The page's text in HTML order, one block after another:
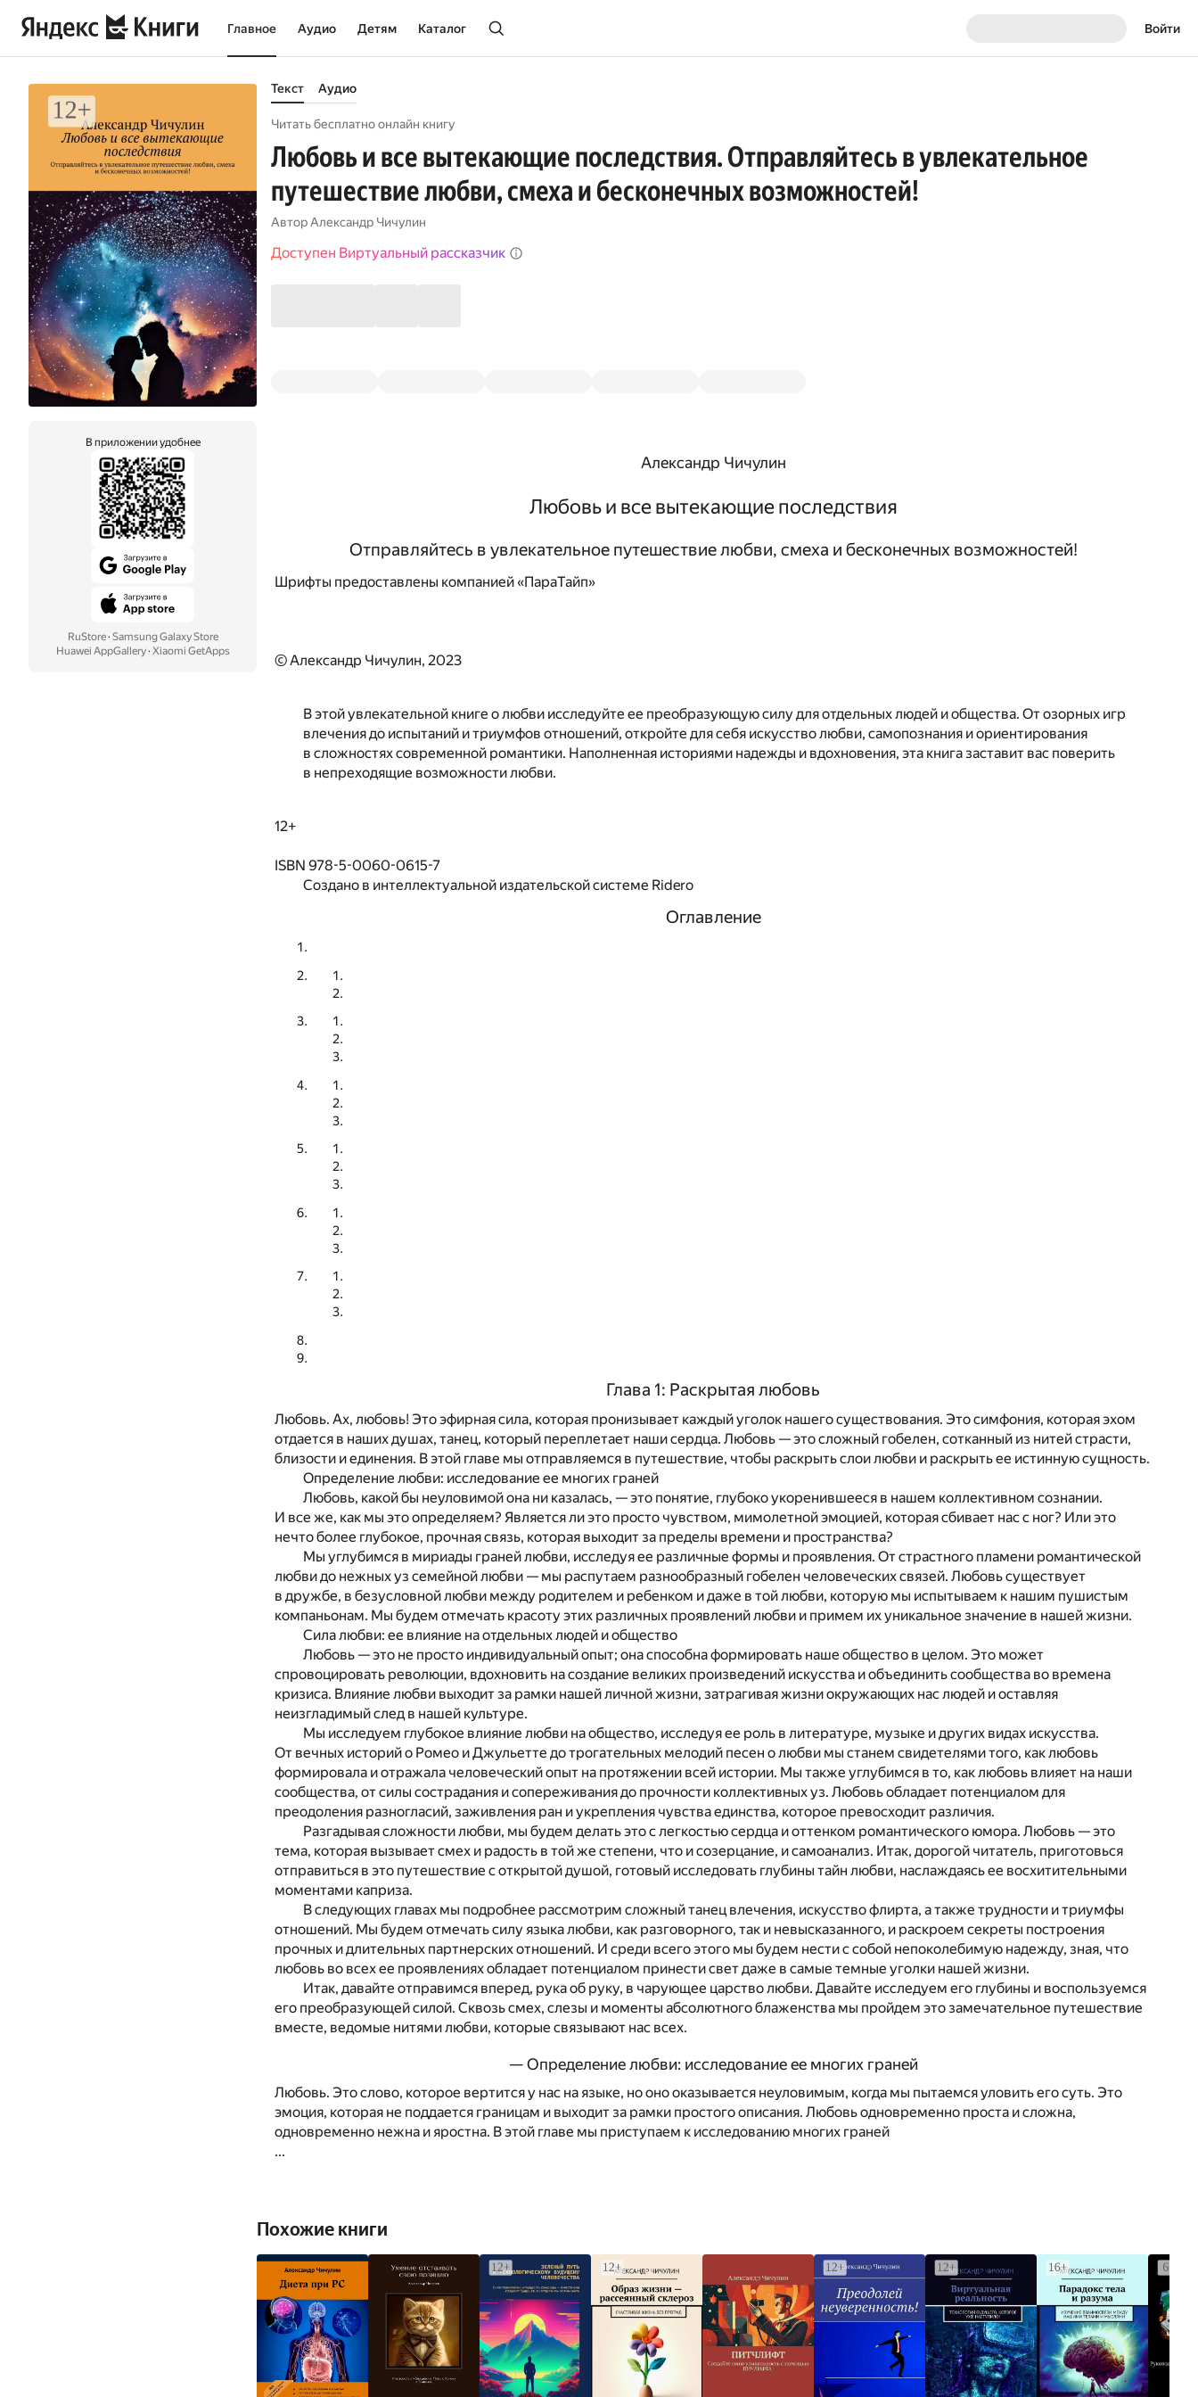
Главное Аудио Детям Каталог Войти
В приложении удобнее
RuStore· Samsung Galaxy Store
Huawei AppGallery· Xiaomi GetApps
Текст Аудио
Читать бесплатно онлайн книгу
Любовь и все вытекающие последствия. Отправляйтесь в увлекательное
путешествие любви, смеха и бесконечных возможностей!
АвторАлександр Чичулин
Доступен Виртуальный рассказчик
Александр Чичулин
Любовь и все вытекающие последствия
Отправляйтесь в увлекательное путешествие любви, смеха и бесконечных возможностей!
Шрифты предоставлены компанией «ПараТайп»
© Александр Чичулин, 2023
В этой увлекательной книге о любви исследуйте ее преобразующую силу для отдельных людей и общества. От озорных игр
влечения до испытаний и триумфов отношений, откройте для себя искусство любви, самопознания и ориентирования
в сложностях современной романтики. Наполненная историями надежды и вдохновения, эта книга заставит вас поверить
в непреходящие возможности любви.
12+
ISBN 978-5-0060-0615-7
Создано в интеллектуальной издательской системе Ridero
Оглавление
Глава 1: Раскрытая любовь
Любовь. Ах, любовь! Это эфирная сила, которая пронизывает каждый уголок нашего существования. Это симфония, которая эхом
отдается в наших душах, танец, который переплетает наши сердца. Любовь — это сложный гобелен, сотканный из нитей страсти,
близости и единения. В этой главе мы отправляемся в путешествие, чтобы раскрыть слои любви и раскрыть ее истинную сущность.
Определение любви: исследование ее многих граней
Любовь, какой бы неуловимой она ни казалась, — это понятие, глубоко укоренившееся в нашем коллективном сознании.
И все же, как мы это определяем? Является ли это просто чувством, мимолетной эмоцией, которая сбивает нас с ног? Или это
нечто более глубокое, прочная связь, которая выходит за пределы времени и пространства?
Мы углубимся в мириады граней любви, исследуя ее различные формы и проявления. От страстного пламени романтической
любви до нежных уз семейной любви — мы распутаем разнообразный гобелен человеческих связей. Любовь существует
в дружбе, в безусловной любви между родителем и ребенком и даже в той любви, которую мы испытываем к нашим пушистым
компаньонам. Мы будем отмечать красоту этих различных проявлений любви и примем их уникальное значение в нашей жизни.
Сила любви: ее влияние на отдельных людей и общество
Любовь — это не просто индивидуальный опыт; она способна формировать наше общество в целом. Это может
спровоцировать революции, вдохновить на создание великих произведений искусства и объединить сообщества во времена
кризиса. Влияние любви выходит за рамки нашей личной жизни, затрагивая жизни окружающих нас людей и оставляя
неизгладимый след в нашей культуре.
Мы исследуем глубокое влияние любви на общество, исследуя ее роль в литературе, музыке и других видах искусства.
От вечных историй о Ромео и Джульетте до трогательных мелодий песен о любви мы станем свидетелями того, как любовь
формировала и отражала человеческий опыт на протяжении всей истории. Мы также углубимся в то, как любовь влияет на наши
сообщества, от силы сострадания и сопереживания до прочности коллективных уз. Любовь обладает потенциалом для
преодоления разногласий, заживления ран и укрепления чувства единства, которое превосходит различия.
Разгадывая сложности любви, мы будем делать это с легкостью сердца и оттенком романтического юмора. Любовь — это
тема, которая вызывает смех и радость в той же степени, что и созерцание, и самоанализ. Итак, дорогой читатель, приготовься
отправиться в это путешествие с открытой душой, готовый исследовать глубины тайн любви, наслаждаясь ее восхитительными
моментами каприза.
В следующих главах мы подробнее рассмотрим сложный танец влечения, искусство флирта, а также трудности и триумфы
отношений. Мы будем отмечать силу языка любви, как разговорного, так и невысказанного, и раскроем секреты построения
прочных и длительных партнерских отношений. И среди всего этого мы будем нести с собой непоколебимую надежду, зная, что
любовь во всех ее проявлениях обладает потенциалом принести свет даже в самые темные уголки нашей жизни.
Итак, давайте отправимся вперед, рука об руку, в чарующее царство любви. Давайте исследуем его глубины и воспользуемся
его преобразующей силой. Сквозь смех, слезы и моменты абсолютного блаженства мы пройдем это замечательное путешествие
вместе, ведомые нитями любви, которые связывают нас всех.
— Определение любви: исследование ее многих граней
Любовь. Это слово, которое вертится у нас на языке, но оно оказывается неуловимым, когда мы пытаемся уловить его суть. Это
эмоция, которая не поддается границам и выходит за рамки простого описания. Любовь одновременно проста и сложна,
одновременно нежна и яростна. В этой главе мы приступаем к исследованию многих граней
...
Похожие книги